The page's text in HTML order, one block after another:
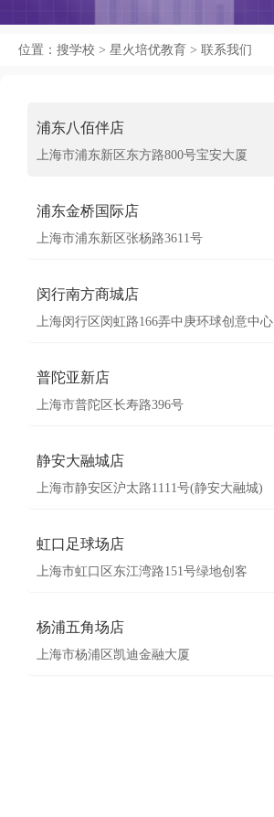
位置： 搜学校 > 星火培优教育 > 联系我们
浦东八佰伴店
上海市浦东新区东方路800号宝安大厦
浦东金桥国际店
上海市浦东新区张杨路3611号
闵行南方商城店
上海闵行区闵虹路166弄中庚环球创意中心
普陀亚新店
上海市普陀区长寿路396号
静安大融城店
上海市静安区沪太路1111号(静安大融城)
虹口足球场店
上海市虹口区东江湾路151号绿地创客
杨浦五角场店
上海市杨浦区凯迪金融大厦